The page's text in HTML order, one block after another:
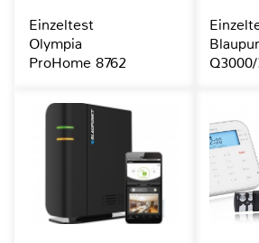
Einzeltest
Olympia
ProHome 8762